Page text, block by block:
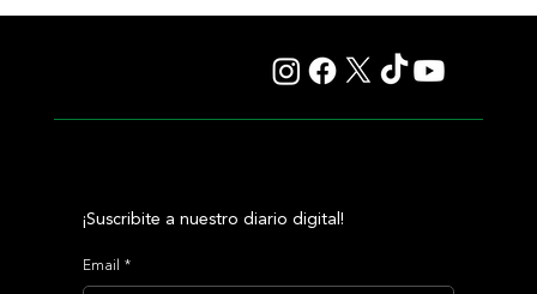
¡Suscribite a nuestro diario digital!
Email *